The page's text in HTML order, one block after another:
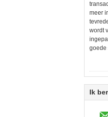
meer
wordt
goede
Ik